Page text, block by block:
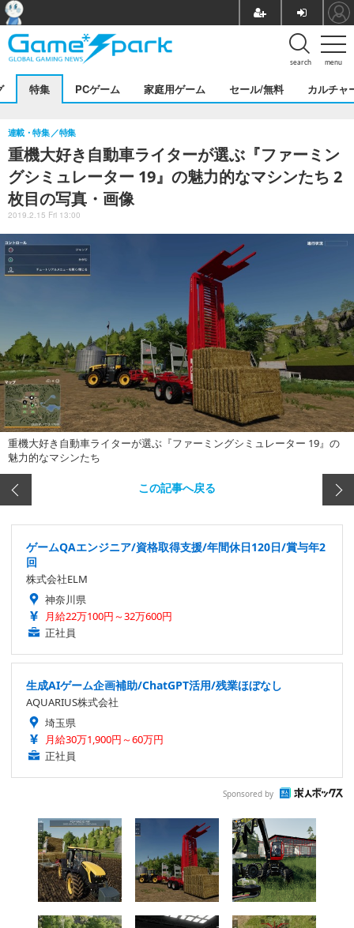
menu
search
特集 PCゲーム 家庭用ゲーム セール/無料 カルチャ
重機大好き自動車ライターが選ぶ『ファーミン
グシミュレーター 19』の魅力的なマシンたち 2
枚目の写真・画像
連載・特集 特集
2019.2.15 Fri 13:00
重機大好き自動車ライターが選ぶ『ファーミングシミュレーター 19』の
魅力的なマシンたち
この記事へ戻る
ゲームQAエンジニア/資格取得支援/年間休日120日/賞与年2
回
株式会社ELM
神奈川県
月給22万100円～32万600円
正社員
生成AIゲーム企画補助/ChatGPT活用/残業ほぼなし
AQUARIUS株式会社
埼玉県
月給30万1,900円～60万円
正社員
Sponsored by